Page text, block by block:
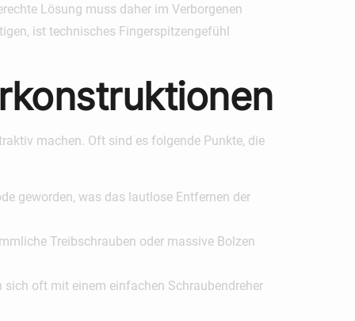
Lösung muss daher im Verborgenen
ist technisches Fingerspitzengefühl
machen. Oft sind es folgende Punkte, die
geworden, was das lautlose Entfernen der
Treibschrauben oder massive Bolzen
oft mit einem einfachen Schraubendreher